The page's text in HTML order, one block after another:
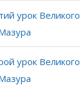
урок Великого
урок Великого